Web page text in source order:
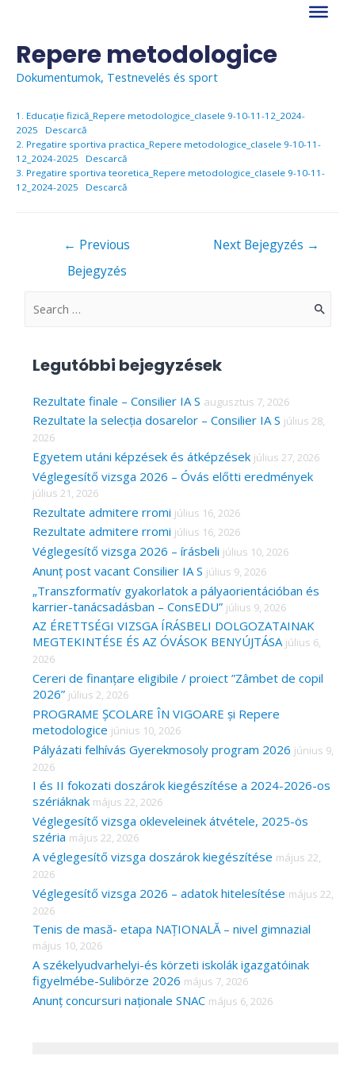
contentRepere metodologice
Dokumentumok, Testnevelés és sport
1. Educație fizică_Repere metodologice_clasele 9-10-11-12_2024-
2025
Descarcă
2. Pregatire sportiva practica_Repere metodologice_clasele 9-10-11-
12_2024-2025
Descarcă
3. Pregatire sportiva teoretica_Repere metodologice_clasele 9-10-11-
12_2024-2025
Descarcă
← Previous
Bejegyzés
Next Bejegyzés →
S
c
h
f
r
:
Legutóbbi bejegyzések
Rezultate finale – Consilier IA S augusztus 7, 2026
Rezultate la selecția dosarelor – Consilier IA S július 28,
2026
Egyetem utáni képzések és átképzések július 27, 2026
Véglegesítő vizsga 2026 – Óvás előtti eredmények
július 21, 2026
Rezultate admitere rromi július 16, 2026
Rezultate admitere rromi július 16, 2026
Véglegesítő vizsga 2026 – írásbeli július 10, 2026
Anunț post vacant Consilier IA S július 9, 2026
„Transzformatív gyakorlatok a pályaorientációban és
karrier-tanácsadásban – ConsEDU” július 9, 2026
AZ ÉRETTSÉGI VIZSGA ÍRÁSBELI DOLGOZATAINAK
MEGTEKINTÉSE ÉS AZ ÓVÁSOK BENYÚJTÁSA július 6,
2026
Cereri de finanțare eligibile / proiect ”Zâmbet de copil
2026” július 2, 2026
PROGRAME ȘCOLARE ÎN VIGOARE și Repere
metodologice június 10, 2026
Pályázati felhívás Gyerekmosoly program 2026 június 9,
2026
I és II fokozati doszárok kiegészítése a 2024-2026-os
szériáknak május 22, 2026
Véglegesítő vizsga okleveleinek átvétele, 2025-ös
széria május 22, 2026
A véglegesítő vizsga doszárok kiegészítése május 22,
2026
Véglegesítő vizsga 2026 – adatok hitelesítése május 22,
2026
Tenis de masă- etapa NAȚIONALĂ – nivel gimnazial
május 10, 2026
A székelyudvarhelyi-és körzeti iskolák igazgatóinak
figyelmébe-Sulibörze 2026 május 7, 2026
Anunț concursuri naționale SNAC május 6, 2026